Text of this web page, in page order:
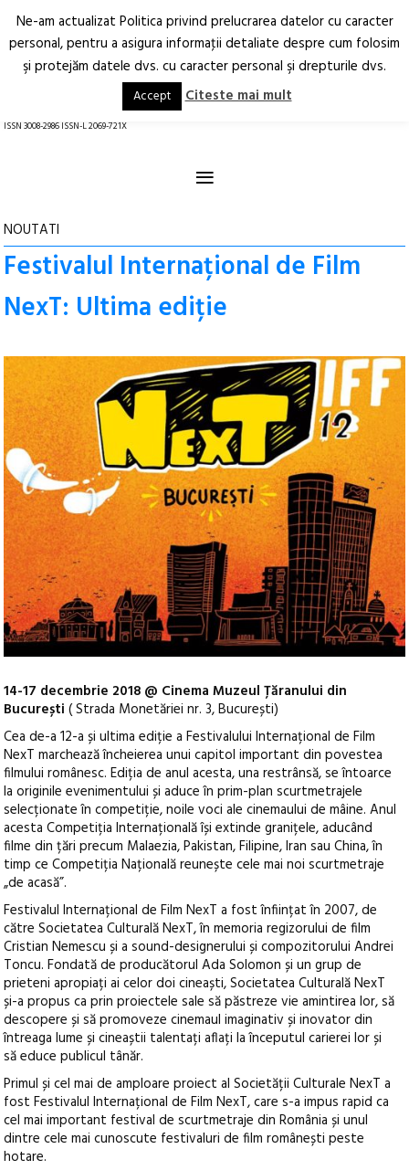
Arhitectură.
Oraș.
RO EN
ISSN 3008-2986 ISSN-L 2069-721X
≡
NOUTATI
Festivalul Internațional de Film
NexT: Ultima ediție
14-17 decembrie 2018 @ Cinema Muzeul Țăranului din
București ( Strada Monetăriei nr. 3, București)
Cea de-a 12-a și ultima ediție a Festivalului Internațional de Film
NexT marchează încheierea unui capitol important din povestea
filmului românesc. Ediția de anul acesta, una restrânsă, se întoarce
la originile evenimentului și aduce în prim-plan scurtmetrajele
selecționate în competiție, noile voci ale cinemaului de mâine.Anul
acesta Competiția Internațională își extinde granițele, aducând
filme din țări precum Malaezia, Pakistan, Filipine, Iran sau China, în
timp ce Competiția Națională reunește cele mai noi scurtmetraje
„de acasă”.
Festivalul Internațional de Film NexT a fost înființat în 2007, de
către Societatea Culturală NexT, în memoria regizorului de film
Cristian Nemescu și a sound-designerului și compozitorului Andrei
Toncu. Fondată de producătorul Ada Solomon și un grup de
prieteni apropiați ai celor doi cineaști, Societatea Culturală NexT
și-a propus ca prin proiectele sale să păstreze vie amintirea lor, să
descopere și să promoveze cinemaul imaginativ și inovator din
întreaga lume și cineaștii talentați aflați la începutul carierei lor și
să educe publicul tânăr.
Primul și cel mai de amploare proiect al Societății Culturale NexT a
fost Festivalul Internațional de Film NexT, care s-a impus rapid ca
cel mai important festival de scurtmetraje din România și unul
dintre cele mai cunoscute festivaluri de film românești peste
hotare.
Ne-am actualizat Politica privind prelucrarea datelor cu caracter
personal, pentru a asigura informaţii detaliate despre cum folosim
şi protejăm datele dvs. cu caracter personal şi drepturile dvs.
Accept Citeste mai mult